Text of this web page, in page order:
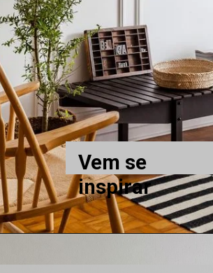
Vem se
inspirar